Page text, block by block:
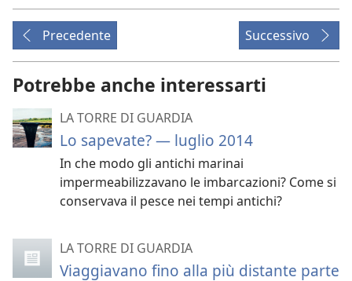
Precedente Successivo
Potrebbe anche interessarti
LA TORRE DI GUARDIA
Lo sapevate? — luglio 2014
In che modo gli antichi marinai
impermeabilizzavano le imbarcazioni? Come si
conservava il pesce nei tempi antichi?
LA TORRE DI GUARDIA
Viaggiavano fino alla più distante parte